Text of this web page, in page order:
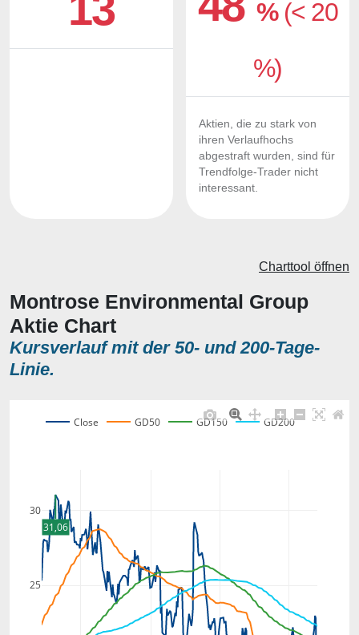
% (< 20
%)
Aktien, die zu stark von
ihren Verlaufhochs
abgestraft wurden, sind für
Trendfolge-Trader nicht
interessant.
Montrose Environmental Group
Aktie Chart
Kursverlauf mit der 50- und 200-Tage-
Linie.
Charttool öffnen
25
30
Close GD50 GD150 GD200
31,06